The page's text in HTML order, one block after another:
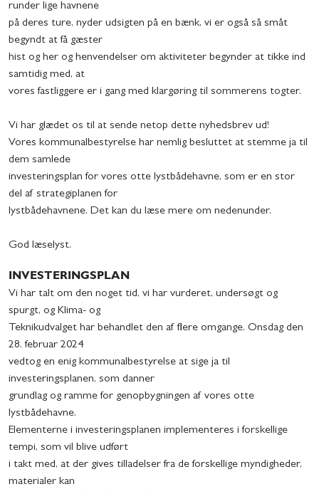
runder lige havnene
på deres ture, nyder udsigten på en bænk, vi er også så småt
begyndt at få gæster
hist og her og henvendelser om aktiviteter begynder at tikke ind
samtidig med, at
vores fastliggere er i gang med klargøring til sommerens togter.
Vi har glædet os til at sende netop dette nyhedsbrev ud!
Vores kommunalbestyrelse har nemlig besluttet at stemme ja til
dem samlede
investeringsplan for vores otte lystbådehavne, som er en stor
del af strategiplanen for
lystbådehavnene. Det kan du læse mere om nedenunder.
God læselyst.
INVESTERINGSPLAN
Vi har talt om den noget tid, vi har vurderet, undersøgt og
spurgt, og Klima- og
Teknikudvalget har behandlet den af flere omgange. Onsdag den
28. februar 2024
vedtog en enig kommunalbestyrelse at sige ja til
investeringsplanen, som danner
grundlag og ramme for genopbygningen af vores otte
lystbådehavne.
Elementerne i investeringsplanen implementeres i forskellige
tempi, som vil blive udført
i takt med, at der gives tilladelser fra de forskellige myndigheder,
materialer kan